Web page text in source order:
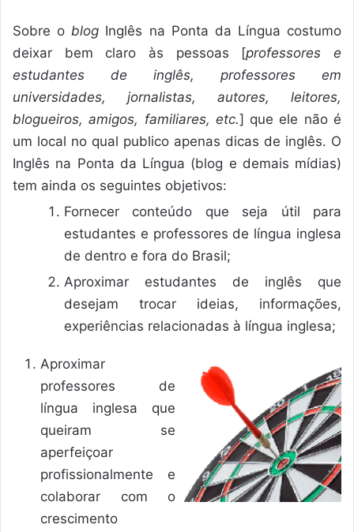
Sobre o blog Inglês na Ponta da Língua costumo
deixar bem claro às pessoas [professores e
estudantes de inglês, professores em
universidades, jornalistas, autores, leitores,
blogueiros, amigos, familiares, etc.] que ele não é
um local no qual publico apenas dicas de inglês. O
Inglês na Ponta da Língua (blog e demais mídias)
tem ainda os seguintes objetivos:
Fornecer conteúdo que seja útil para
estudantes e professores de língua inglesa
de dentro e fora do Brasil;
Aproximar estudantes de inglês que
desejam trocar ideias, informações,
experiências relacionadas à língua inglesa;
Aproximar
professores de
língua inglesa que
queiram se
aperfeiçoar
profissionalmente e
colaborar com o
crescimento